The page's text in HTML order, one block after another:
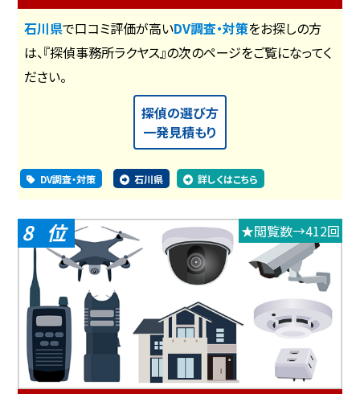
石川県で口コミ評価が高いDV調査・対策をお探しの方
は、『探偵事務所ラクヤス』の次のページをご覧になってく
ださい。
探偵の選び方
一発見積もり
DV調査・対策 石川県 詳しくはこちら
8 ★閲覧数→412回